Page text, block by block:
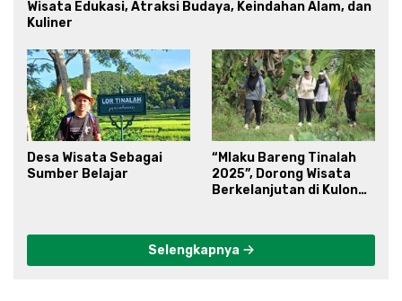
Wisata Edukasi, Atraksi Budaya, Keindahan Alam, dan
Kuliner
Desa Wisata Sebagai
Sumber Belajar
“Mlaku Bareng Tinalah
2025”, Dorong Wisata
Berkelanjutan di Kulon
Selengkapnya